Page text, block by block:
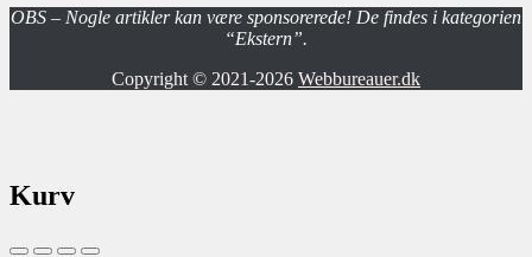
OBS – Nogle artikler kan være sponsorerede! De findes i kategorien
“Ekstern”.
Copyright © 2021-2026 Webbureauer.dk
Kurv